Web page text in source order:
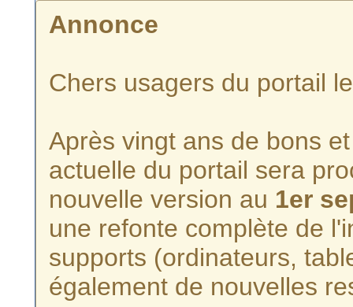
Annonce
Chers usagers du portail
Après vingt ans de bons
actuelle du portail sera
nouvelle version au 1er
une refonte complète de
supports (ordinateurs,
également de nouvelles